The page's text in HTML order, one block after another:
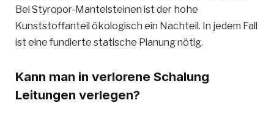
Bei Styropor-Mantelsteinen ist der hohe
Kunststoffanteil ökologisch ein Nachteil. In jedem Fall
ist eine fundierte statische Planung nötig.
Kann man in verlorene Schalung
Leitungen verlegen?